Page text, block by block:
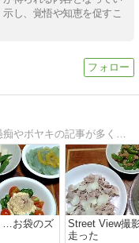
し、覚悟や知恵を促すこ
…お袋のズ
Street View撮
走った